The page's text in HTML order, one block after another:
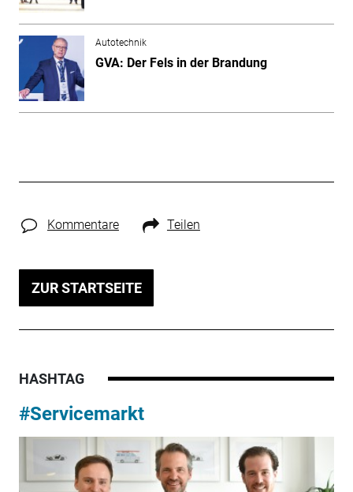
Autotechnik
GVA: Der Fels in der Brandung
Kommentare Teilen
ZUR STARTSEITE
HASHTAG
#Servicemarkt